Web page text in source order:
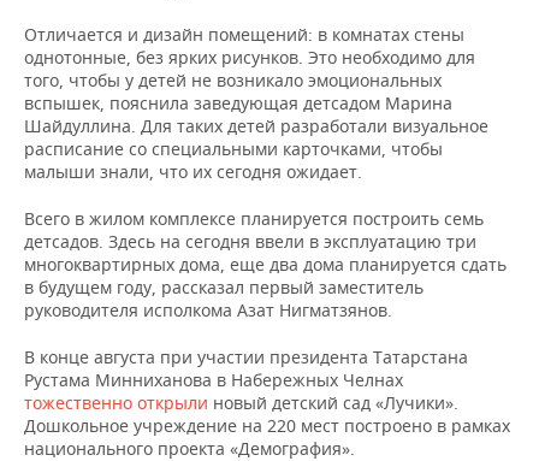
ONLINE-КОНФЕРЕНЦИИ
ОТКРЫТАЯ ЛЕКЦИЯ
ХОККЕЙ
БАСКЕТБОЛ
КИБЕРСПОРТ
ФИГУРНОЕ КАТАНИЕ
ВОДНЫЕ ВИДЫ СПОРТА
ХОККЕЙ С МЯЧОМ
ВЛАСТЬ
ИНФРАСТРУКТУРА
КУЛЬТУРА
МЕДИЦИНА
ОБРАЗОВАНИЕ
ПРОИСШЕСТВИЯ
ФОТОГАЛЕРЕЯ
СЮЖЕТЫ
СПРАВОЧНИК
СПИСОК ПЕРСОН
СПИСОК КОМПАНИЙ
Отличается и дизайн помещений: в комнатах стены
однотонные, без ярких рисунков. Это необходимо для
того, чтобы у детей не возникало эмоциональных
вспышек, пояснила заведующая детсадом Марина
Шайдуллина. Для таких детей разработали визуальное
расписание со специальными карточками, чтобы
малыши знали, что их сегодня ожидает.
Всего в жилом комплексе планируется построить семь
детсадов. Здесь на сегодня ввели в эксплуатацию три
многоквартирных дома, еще два дома планируется сдать
в будущем году, рассказал первый заместитель
руководителя исполкома Азат Нигматзянов.
В конце августа при участии президента Татарстана
Рустама Минниханова в Набережных Челнах
тожественно открыли новый детский сад «Лучики».
Дошкольное учреждение на 220 мест построено в рамках
национального проекта «Демография».